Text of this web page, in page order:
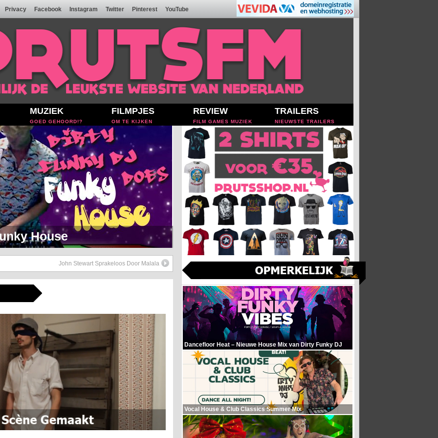
Privacy Facebook Instagram Twitter Pinterest YouTube
MUZIEK
GOED GEHOORD!?
FILMPJES
OM TE KIJKEN
REVIEW
FILM GAMES MUZIEK
TRAILERS
NIEUWSTE TRAILERS
Soul Setje
John Stewart Sprakeloos Door Malala
Dancefloor Heat – Nieuwe House Mix van Dirty Funky DJ
Vocal House & Club Classics Summer Mix